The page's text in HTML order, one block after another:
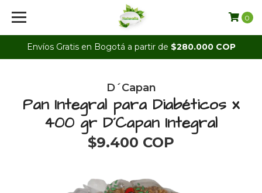
Envíos Gratis en Bogotá a partir de $280.000 COP
0
D´Capan
Pan Integral para Diabéticos x
400 gr D´Capan Integral
$9.400 COP